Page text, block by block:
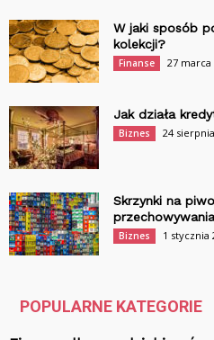
W jaki sposób
kolekcji?
Finanse 27 marca
Jak działa
Biznes 24
Skrzynki na
przechowywania
Biznes 1 stycznia
POPULARNE KATEGORIE